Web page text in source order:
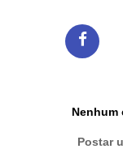
Nenhum
Postar